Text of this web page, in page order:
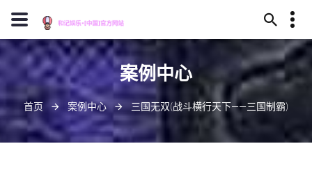
13659630023
安庆市卫煮丛林324号
J909@baidu.ag
案例中心
首页 案例中心 三国无双(战斗横行天下——三国制霸)